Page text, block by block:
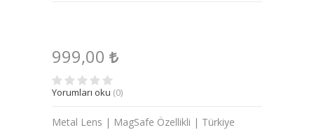
999,00
Yorumları oku (0)
Metal Lens | MagSafe Özellikli | Türkiye